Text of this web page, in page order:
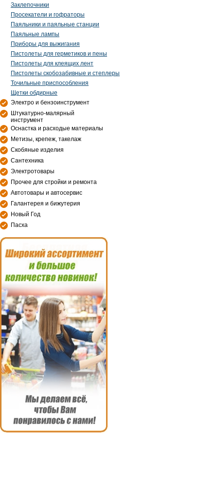
Заклепочники
Просекатели и гофраторы
Паяльники и паяльные станции
Паяльные лампы
Приборы для выжигания
Пистолеты для герметиков и пены
Пистолеты для клеящих лент
Пистолеты скобозабивные и степлеры
Точильные приспособления
Щетки обдирные
Электро и бензоинструмент
Штукатурно-малярный
инструмент
Оснастка и расходые материалы
Метизы, крепеж, такелаж
Скобяные изделия
Сантехника
Электротовары
Прочее для стройки и ремонта
Автотовары и автосервис
Галантерея и бижутерия
Новый Год
Пасха